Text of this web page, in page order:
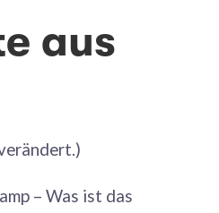
aus
– Was ist das